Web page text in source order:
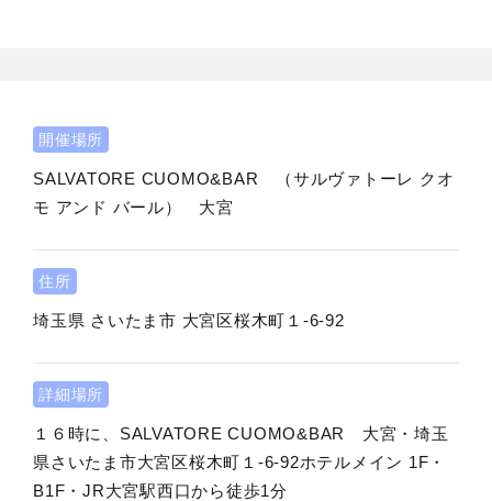
開催場所
SALVATORE CUOMO&BAR （サルヴァトーレ クオ
モ アンド バール） 大宮
住所
埼玉県 さいたま市 大宮区桜木町１-6-92
詳細場所
１６時に、SALVATORE CUOMO&BAR 大宮・埼玉
県さいたま市大宮区桜木町１-6-92ホテルメイン 1F・
B1F・JR大宮駅西口から徒歩1分